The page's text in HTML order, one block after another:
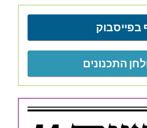
בפייסבוק
התכנונים